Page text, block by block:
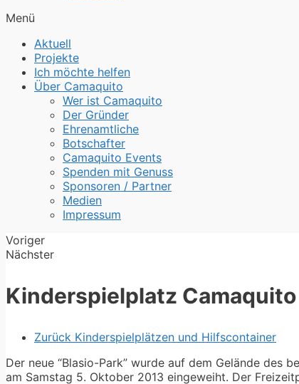
Menü
Aktuell
Projekte
Ich möchte helfen
Über Camaquito
Wer ist Camaquito
Der Gründer
Ehrenamtliche
Botschafter
Camaquito Events
Spenden mit Genuss
Sponsoren / Partner
Medien
Impressum
Voriger
Nächster
Kinderspielplatz Camaquito​
Zurück Kinderspielplätzen und Hilfscontainer
Der neue “Blasio-Park” wurde auf dem Gelände des
am Samstag 5. Oktober 2013 eingeweiht. Der